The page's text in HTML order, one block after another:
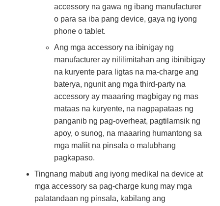
accessory na gawa ng ibang manufacturer
o para sa iba pang device, gaya ng iyong
phone o tablet.
Ang mga accessory na ibinigay ng
manufacturer ay nililimitahan ang ibinibigay
na kuryente para ligtas na ma-charge ang
baterya, ngunit ang mga third-party na
accessory ay maaaring magbigay ng mas
mataas na kuryente, na nagpapataas ng
panganib ng pag-overheat, pagtilamsik ng
apoy, o sunog, na maaaring humantong sa
mga maliit na pinsala o malubhang
pagkapaso.
Tingnang mabuti ang iyong medikal na device at
mga accessory sa pag-charge kung may mga
palatandaan ng pinsala, kabilang ang